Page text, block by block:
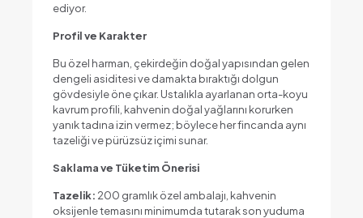
ediyor.
Profil ve Karakter
Bu özel harman, çekirdeğin doğal yapısından gelen
dengeli asiditesi ve damakta bıraktığı dolgun
gövdesiyle öne çıkar. Ustalıkla ayarlanan orta-koyu
kavrum profili, kahvenin doğal yağlarını korurken
yanık tadına izin vermez; böylece her fincanda aynı
tazeliği ve pürüzsüz içimi sunar.
Saklama ve Tüketim Önerisi
Tazelik: 200 gramlık özel ambalajı, kahvenin
oksijenle temasını minimumda tutarak son yuduma